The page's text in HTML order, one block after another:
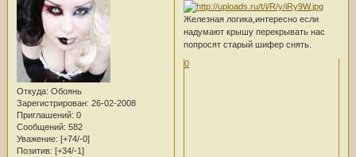
Откуда: Обоянь
Зарегистрирован: 26-02-2008
Приглашений: 0
Сообщений: 582
Уважение: [+74/-0]
Позитив: [+34/-1]
Железная логика,интересно если
надумают крышу перекрывать нас
попросят старый шифер снять.
0